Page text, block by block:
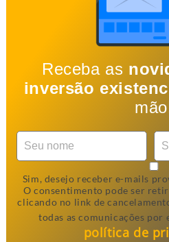
Receba as
inversão
Sim, desejo receber e-mails
O consentimento pode ser
clicando no link de
todas as comunicações por
política de